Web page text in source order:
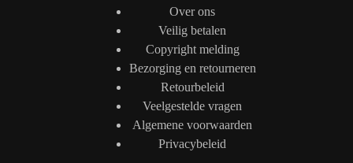
Over ons
Veilig betalen
Copyright melding
Bezorging en retourneren
Retourbeleid
Veelgestelde vragen
Algemene voorwaarden
Privacybeleid